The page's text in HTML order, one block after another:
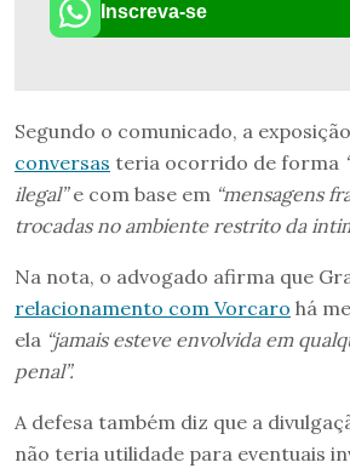
Inscreva-se
Segundo o comunicado, a
conversas teria ocorrido de forma
ilegal”e com base em “mensagens
trocadas no ambiente restrito da
Na nota, o advogado afirma que
relacionamento com Vorcaro há
ela “jamais esteve envolvida em
penal”.
A defesa também diz que a
não teria utilidade para eventuais